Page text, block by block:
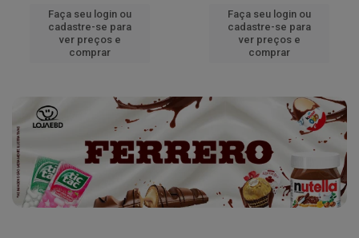
Faça seu login ou
cadastre-se para
ver preços e
comprar
Faça seu login ou
cadastre-se para
ver preços e
comprar